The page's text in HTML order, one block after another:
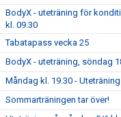
BodyX - uteträning för
kl. 09.30
Tabatapass vecka 25
BodyX - uteträning, söndag
Måndag kl. 19.30 -
Sommarträningen tar över!